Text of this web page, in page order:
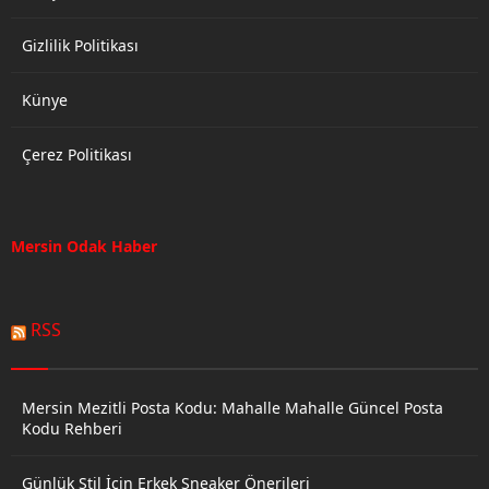
Gizlilik Politikası
Künye
Çerez Politikası
Mersin Odak Haber
RSS
Mersin Mezitli Posta Kodu: Mahalle Mahalle Güncel Posta
Kodu Rehberi
Günlük Stil İçin Erkek Sneaker Önerileri